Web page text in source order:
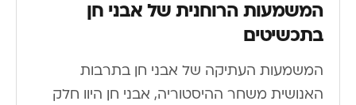
המשמעות הרוחנית של אבני חן
בתכשיטים
המשמעות העתיקה של אבני חן בתרבות
האנושית משחר ההיסטוריה, אבני חן היוו חלק